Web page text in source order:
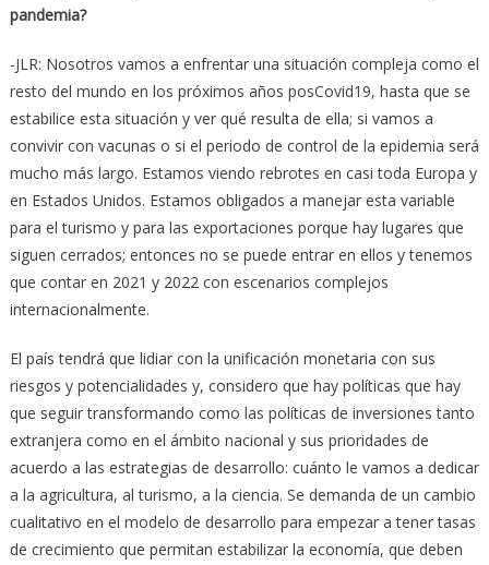
pandemia?
-JLR: Nosotros vamos a enfrentar una situación compleja como el
resto del mundo en los próximos años posCovid19, hasta que se
estabilice esta situación y ver qué resulta de ella; si vamos a
convivir con vacunas o si el periodo de control de la epidemia será
mucho más largo. Estamos viendo rebrotes en casi toda Europa y
en Estados Unidos. Estamos obligados a manejar esta variable
para el turismo y para las exportaciones porque hay lugares que
siguen cerrados; entonces no se puede entrar en ellos y tenemos
que contar en 2021 y 2022 con escenarios complejos
internacionalmente.
El país tendrá que lidiar con la unificación monetaria con sus
riesgos y potencialidades y, considero que hay políticas que hay
que seguir transformando como las políticas de inversiones tanto
extranjera como en el ámbito nacional y sus prioridades de
acuerdo a las estrategias de desarrollo: cuánto le vamos a dedicar
a la agricultura, al turismo, a la ciencia. Se demanda de un cambio
cualitativo en el modelo de desarrollo para empezar a tener tasas
de crecimiento que permitan estabilizar la economía, que deben